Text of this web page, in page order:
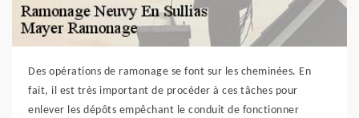
Des opérations de ramonage se font sur les cheminées. En
fait, il est très important de procéder à ces tâches pour
enlever les dépôts empêchant le conduit de fonctionner